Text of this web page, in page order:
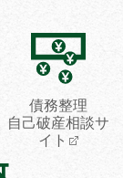
債務整理
自己破産相談サ
イト